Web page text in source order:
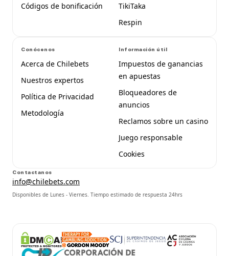
Códigos de bonificación
TikiTaka
Respin
Conócenos
Acerca de Chilebets
Nuestros expertos
Política de Privacidad
Metodología
Información útil
Impuestos de ganancias
en apuestas
Bloqueadores de
anuncios
Reclamos sobre un casino
Juego responsable
Cookies
Contactanos
info@chilebets.com
Disponibles de Lunes - Viernes. Tiempo estimado de respuesta 24hrs